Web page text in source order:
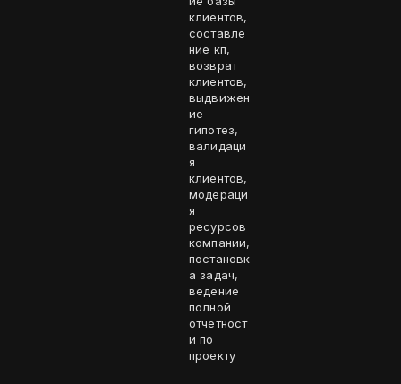
клиентов,
составле
ние кп,
возврат
клиентов,
выдвижен
ие
гипотез,
валидаци
я
клиентов,
модераци
я
ресурсов
компании,
постановк
а задач,
ведение
полной
отчетност
и по
проекту